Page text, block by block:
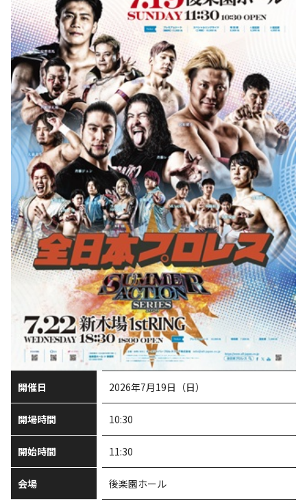
開催日 2026年7月19日（日）
開場時間 10:30
開始時間 11:30
会場 後楽園ホール